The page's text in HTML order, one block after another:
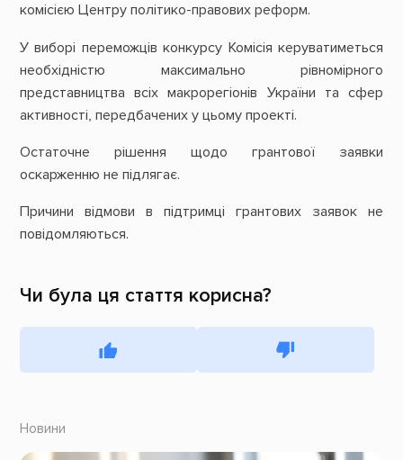
комісією Центру політико-правових реформ.
У виборі переможців конкурсу Комісія керуватиметься
необхідністю максимально рівномірного
представництва всіх макрорегіонів України та сфер
активності, передбачених у цьому проекті.
Остаточне рішення щодо грантової заявки
оскарженню не підлягає.
Причини відмови в підтримці грантових заявок не
повідомляються.
Чи була ця стаття корисна?
Новини